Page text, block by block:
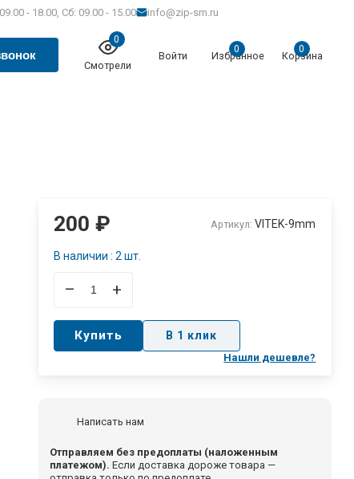
- 18.00, Сб: 09.00 - 15.00 info@zip-sm.ru
0
Смотрели
Войти
0
Избранное
0
Корзина
200₽ Артикул: VITEK-9mm
В наличии : 2 шт.
– +
Купить В 1 клик
Нашли дешевле?
Написать нам
Отправляем без предоплаты (наложенным
платежом). Если доставка дороже товара —